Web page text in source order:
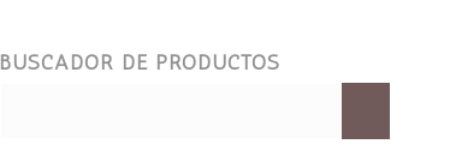
BUSCADOR DE PRODUCTOS